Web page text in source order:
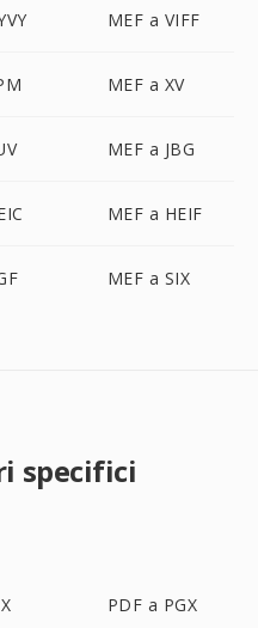
MEF a VIFF
MEF a XV
MEF a JBG
MEF a HEIF
MEF a SIX
specifici
PDF a PGX